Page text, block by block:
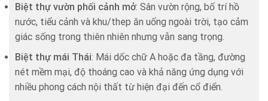
Biệt thự vườn phối cảnh mở: Sân vườn rộng, bố trí hồ
nước, tiểu cảnh và khu/thep ăn uống ngoài trời, tạo cảm
giác sống trong thiên nhiên nhưng vẫn sang trọng.
Biệt thự mái Thái: Mái dốc chữ A hoặc đa tầng, đường
nét mềm mại, độ thoáng cao và khả năng ứng dụng với
nhiều phong cách nội thất từ hiện đại đến cổ điển.